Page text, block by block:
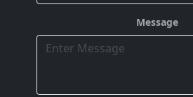
Message